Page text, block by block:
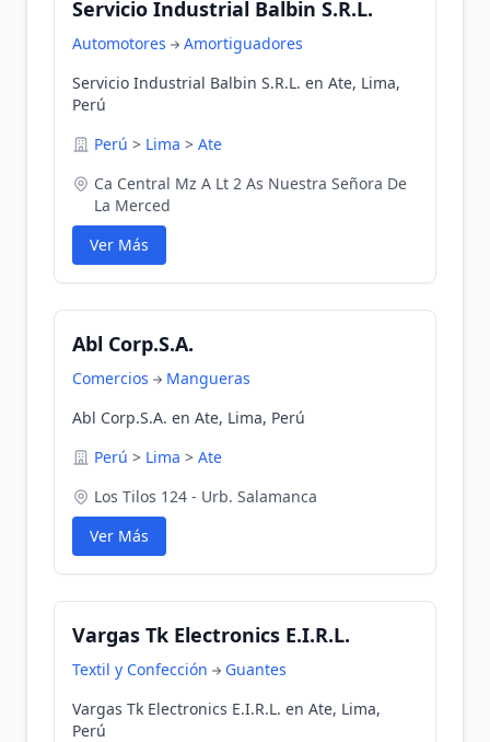
Servicio Industrial Balbin S.R.L.
Automotores
Amortiguadores
Servicio Industrial Balbin S.R.L. en Ate, Lima,
Perú
Perú > Lima > Ate
Ca Central Mz A Lt 2 As Nuestra Señora De
La Merced
Ver Más
Abl Corp.S.A.
Comercios
Mangueras
Abl Corp.S.A. en Ate, Lima, Perú
Perú > Lima > Ate
Los Tilos 124 - Urb. Salamanca
Ver Más
Vargas Tk Electronics E.I.R.L.
Textil y Confección
Guantes
Vargas Tk Electronics E.I.R.L. en Ate, Lima,
Perú